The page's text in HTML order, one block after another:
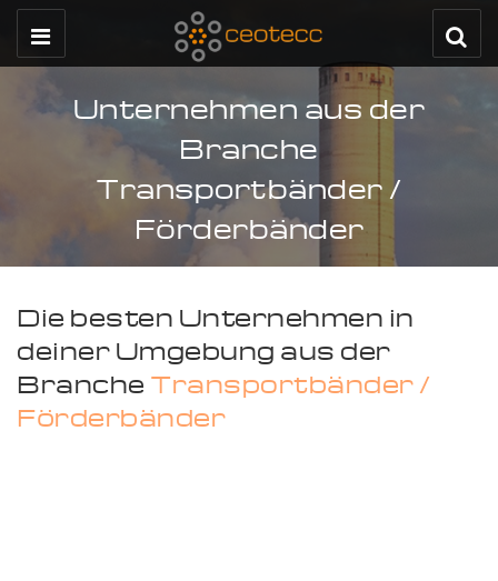
Unternehmen aus der
Branche
Transportbänder /
Förderbänder
Die besten Unternehmen in
deiner Umgebung aus der
Branche Transportbänder /
Förderbänder